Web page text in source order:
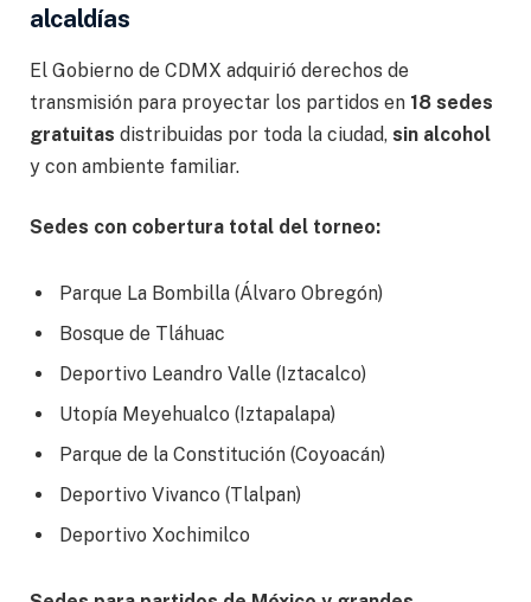
alcaldías
El Gobierno de CDMX adquirió derechos de
transmisión para proyectar los partidos en 18 sedes
gratuitas distribuidas por toda la ciudad, sin alcohol
y con ambiente familiar.
Sedes con cobertura total del torneo:
Parque La Bombilla (Álvaro Obregón)
Bosque de Tláhuac
Deportivo Leandro Valle (Iztacalco)
Utopía Meyehualco (Iztapalapa)
Parque de la Constitución (Coyoacán)
Deportivo Vivanco (Tlalpan)
Deportivo Xochimilco